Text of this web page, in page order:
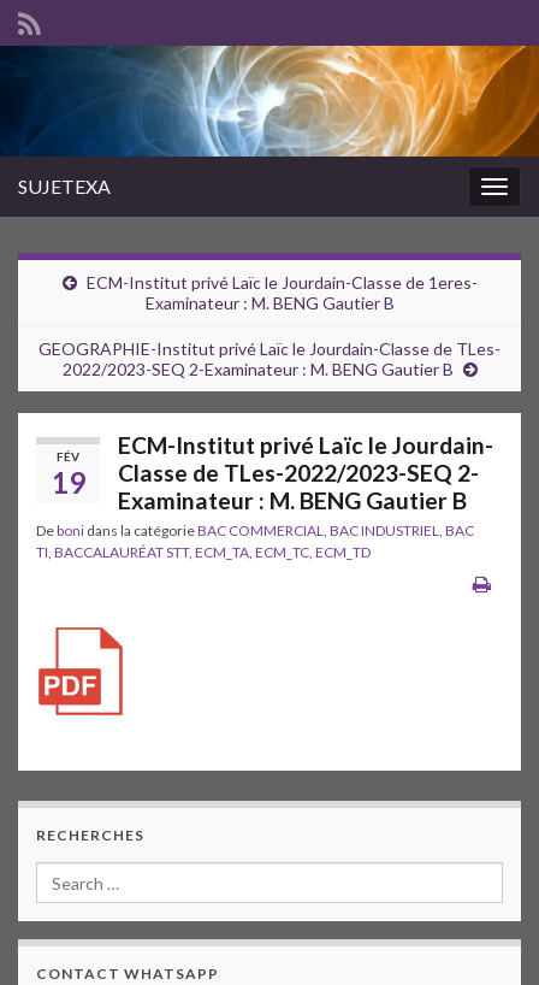
SUJETEXA
ECM-Institut privé Laïc le Jourdain-Classe de 1eres-
Examinateur : M. BENG Gautier B
GEOGRAPHIE-Institut privé Laïc le Jourdain-Classe de TLes-
2022/2023-SEQ 2-Examinateur : M. BENG Gautier B
FÉV
19
ECM-Institut privé Laïc le Jourdain-
Classe de TLes-2022/2023-SEQ 2-
Examinateur : M. BENG Gautier B
Deboni dans la catégorieBAC COMMERCIAL, BAC INDUSTRIEL, BAC
TI, BACCALAURÉAT STT, ECM_TA, ECM_TC, ECM_TD
RECHERCHES
CONTACT WHATSAPP